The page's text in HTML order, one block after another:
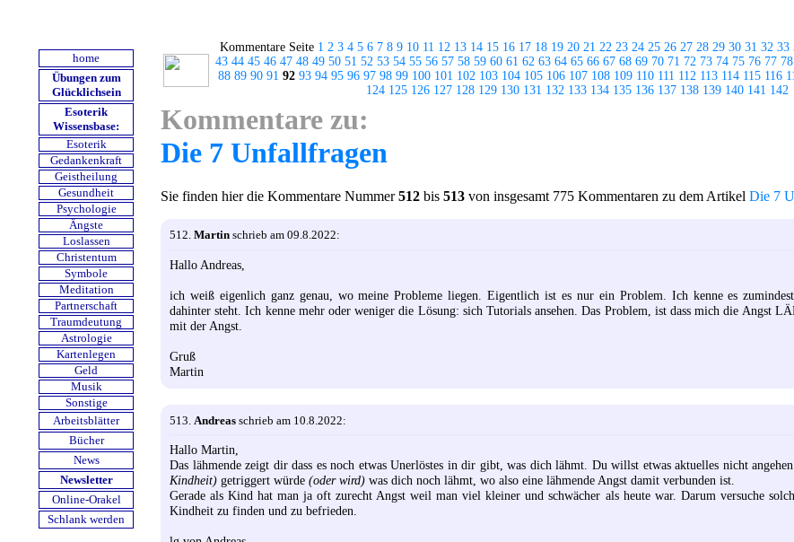
home
Übungen zum
Glücklichsein
Esoterik
Wissensbase:
Esoterik
Gedankenkraft
Geistheilung
Gesundheit
Psychologie
Ängste
Loslassen
Christentum
Symbole
Meditation
Partnerschaft
Traumdeutung
Astrologie
Kartenlegen
Geld
Musik
Sonstige
Arbeits­blätter
Bücher
News
Newsletter
Online-Orakel
Schlank werden
Kommentare Seite 1 2 3 4 5 6 7 8 9 10 11 12 13 14 15 16 17 18 19 20 21 22 23 24 25 26 27 28 29 30 31 32 33
43 44 45 46 47 48 49 50 51 52 53 54 55 56 57 58 59 60 61 62 63 64 65 66 67 68 69 70 71 72 73 74 75 76 77 78
88 89 90 91 92 93 94 95 96 97 98 99 100 101 102 103 104 105 106 107 108 109 110 111 112 113 114 115 116
124 125 126 127 128 129 130 131 132 133 134 135 136 137 138 139 140 141 142
Kommentare zu:
Die 7 Unfallfragen
Sie finden hier die Kommentare Nummer512 bis 513 von insgesamt 775 Kommentaren zu dem Artikel Die 7
512. Martin schrieb am 09.8.2022:
Hallo Andreas,
ich weiß eigenlich ganz genau, wo meine Probleme liegen. Eigentlich ist es nur ein Problem. Ich kenne es
dahinter steht. Ich kenne mehr oder weniger die Lösung: sich Tutorials ansehen. Das Problem, ist dass mich die Angst
mit der Angst.
Gruß
Martin
513. Andreas schrieb am 10.8.2022:
Hallo Martin,
Das lähmende zeigt dir dass es noch etwas Unerlöstes in dir gibt, was dich lähmt. Du willst etwas aktuelles nicht
Kindheit) getriggert würde (oder wird) was dich noch lähmt, wo also eine lähmende Angst damit verbunden ist.
Gerade als Kind hat man ja oft zurecht Angst weil man viel kleiner und schwächer als heute war. Darum versuche
Kindheit zu finden und zu befrieden.